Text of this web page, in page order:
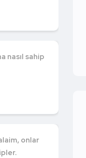
nasıl sahip
onlar